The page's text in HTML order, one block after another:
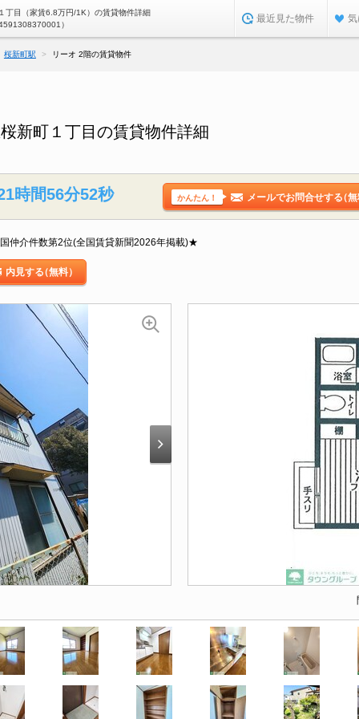
丁目（家賃6.8万円/1K）の賃貸物件詳細
）
最近見た物件
桜新町駅 リーオ 2階の賃貸物件
新町１丁目の賃貸物件詳細
時間56分51秒 かんたん！ メールでお問合せする（無
仲介件数第2位(全国賃貸新聞2026年掲載)★
内見する（無料）